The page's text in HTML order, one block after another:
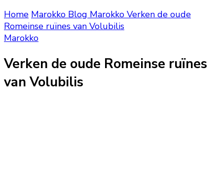
Home Marokko Blog Marokko Verken de oude
Romeinse ruïnes van Volubilis
Marokko
Verken de oude Romeinse ruïnes
van Volubilis